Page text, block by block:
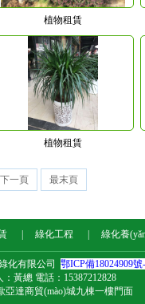
植物租賃
植物租賃
下一頁 最末頁
綠化工程 綠化養
化有限公司 鄂ICP備18024909號
：黃總 電話：15387212828
亞達商貿(mào)城九棟一樓門面